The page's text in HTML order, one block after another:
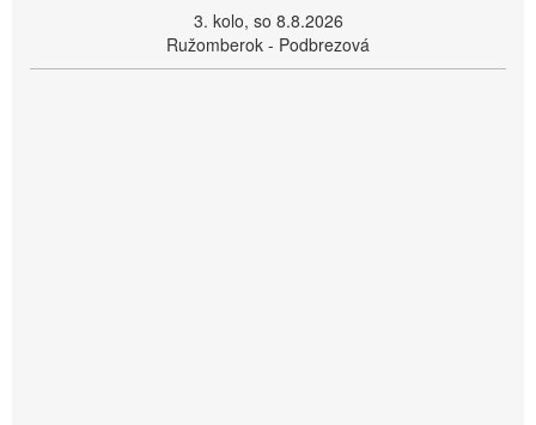
3. kolo, so 8.8.2026
Ružomberok - Podbrezová